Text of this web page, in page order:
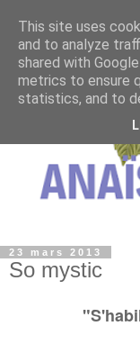
23 mars 2013
So mystic
This site uses
and to analyze
shared with
metrics to ensure
statistics, and to